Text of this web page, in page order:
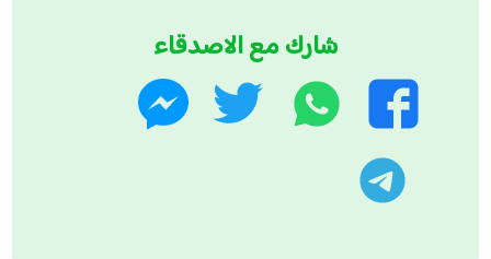
شارك مع الاصدقاء
فيسبوك
واتساب تويتر